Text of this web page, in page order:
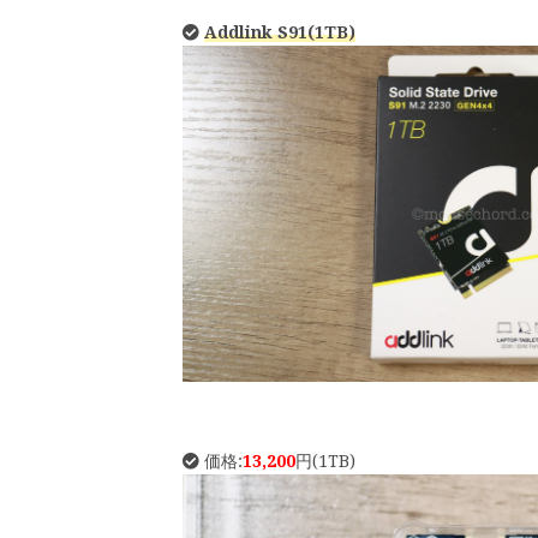
Addlink S91(1TB)
価格:13,200円(1TB)